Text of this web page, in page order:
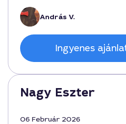
András V.
Ingyenes
Nagy Eszter
06 Február 2026